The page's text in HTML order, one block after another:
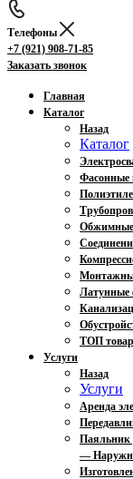
Телефоны
+7 (921) 908-71-85
Заказать звонок
Главная
Каталог
Назад
Каталог
Фасонные
Латунные
ТОП
Услуги
Назад
Услуги
Аренда
Паяльник
—